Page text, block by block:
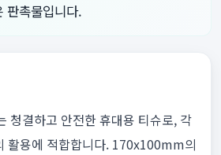
판촉물입니다.
청결하고 안전한 휴대용 티슈로, 각
활용에 적합합니다. 170x100mm의